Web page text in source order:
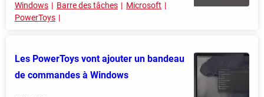
Windows Barre des tâches
Microsoft
PowerToys
Les PowerToys vont ajouter un bandeau
de commandes à Windows